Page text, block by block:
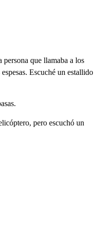
persona que llamaba a los
Escuché un estallido
pero escuchó un